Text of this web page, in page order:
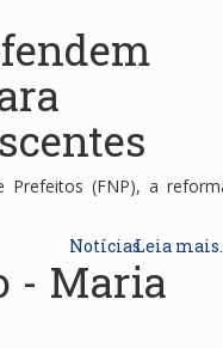
Prefeitos (FNP), a
NotíciasLeia
- Maria